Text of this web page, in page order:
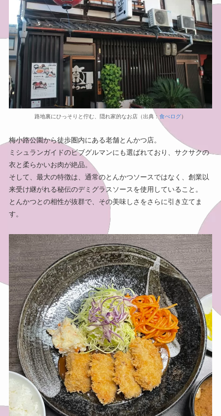
路地裏にひっそりと佇む、隠れ家的なお店（出典： 食べログ）
梅小路公園から徒歩圏内にある老舗とんかつ店。
ミシュランガイドのビブグルマンにも選ばれており、サクサクの
衣と柔らかいお肉が絶品。
そして、最大の特徴は、通常のとんかつソースではなく、創業以
来受け継がれる秘伝のデミグラスソースを使用していること。
とんかつとの相性が抜群で、その美味しさをさらに引き立てま
す。